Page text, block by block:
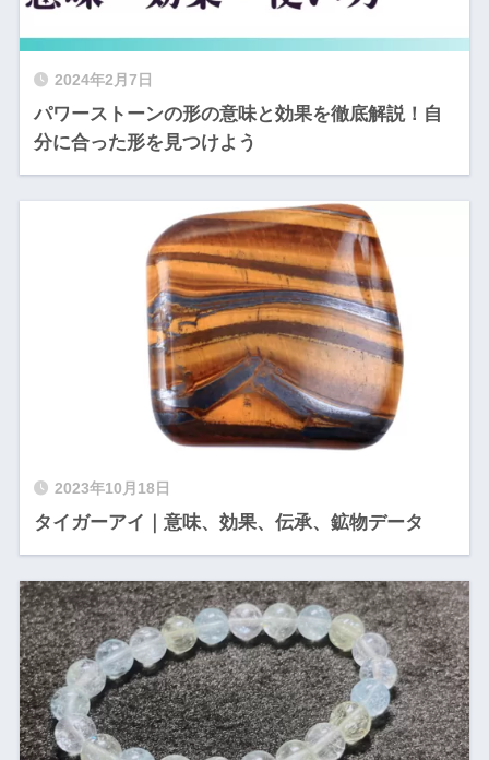
2024年2月7日
パワーストーンの形の意味と効果を徹底解説！自
分に合った形を見つけよう
2023年10月18日
タイガーアイ｜意味、効果、伝承、鉱物データ